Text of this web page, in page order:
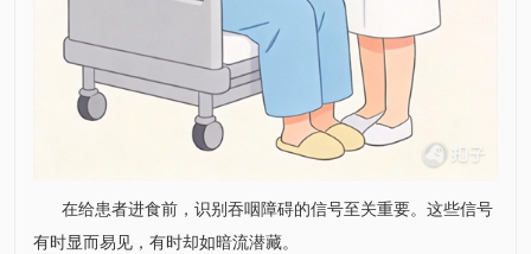
在给患者进食前，识别吞咽障碍的信号至关重要。这些信号
有时显而易见，有时却如暗流潜藏。